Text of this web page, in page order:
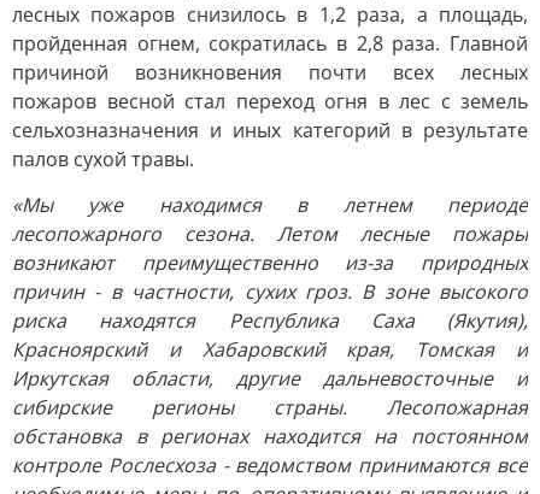
лесных пожаров снизилось в 1,2 раза, а площадь,
пройденная огнем, сократилась в 2,8 раза. Главной
причиной возникновения почти всех лесных
пожаров весной стал переход огня в лес с земель
сельхозназначения и иных категорий в результате
палов сухой травы.
«Мы уже находимся в летнем периоде
лесопожарного сезона. Летом лесные пожары
возникают преимущественно из-за природных
причин - в частности, сухих гроз. В зоне высокого
риска находятся Республика Саха (Якутия),
Красноярский и Хабаровский края, Томская и
Иркутская области, другие дальневосточные и
сибирские регионы страны. Лесопожарная
обстановка в регионах находится на постоянном
контроле Рослесхоза - ведомством принимаются все